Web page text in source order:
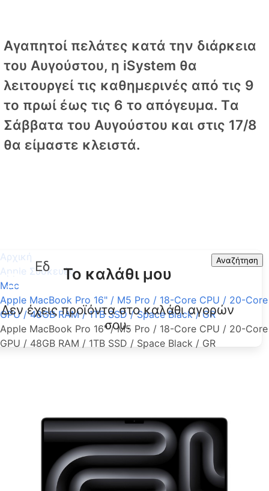
Αγαπητοί πελάτες κατά την διάρκεια
του Αυγούστου, η iSystem θα
λειτουργεί τις καθημερινές από τις 9
το πρωί έως τις 6 το απόγευμα. Tα
Σάββατα του Αυγούστου και στις 17/8
θα είμαστε κλειστά.
Αναζήτηση
Το καλάθι μου
Δεν έχεις προϊόντα στο καλάθι αγορών
σου.
Αρχική
Apple Συσκευές
Mac
Apple MacBook Pro 16" / M5 Pro / 18-Core CPU / 20-Core
GPU / 48GB RAM / 1TB SSD / Space Black / GR
Apple MacBook Pro 16" / M5 Pro / 18-Core CPU / 20-Core
GPU / 48GB RAM / 1TB SSD / Space Black / GR